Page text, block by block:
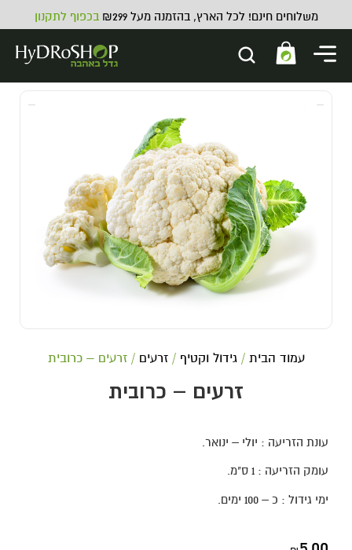
משלוחים חינם! לכל הארץ, בהזמנה מעל ₪299 בכפוף לתקנון
עמוד הבית /גידול וקטיף /זרעים / זרעים – כרובית
זרעים – כרובית
עונת הזריעה : יולי – ינואר.
עומק הזריעה : 1 ס"מ.
ימי גידול : כ – 100 ימים.
מגש גלגול זכוכית קטן V-Syndicate
Small - COSMIC CHRONIC
₪19.00
+
ADD